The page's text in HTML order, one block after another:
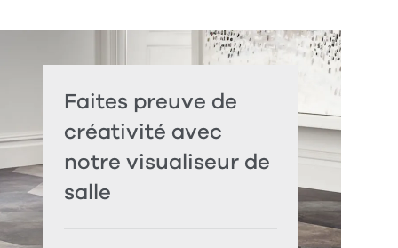
Faites preuve de
créativité avec
notre visualiseur de
salle